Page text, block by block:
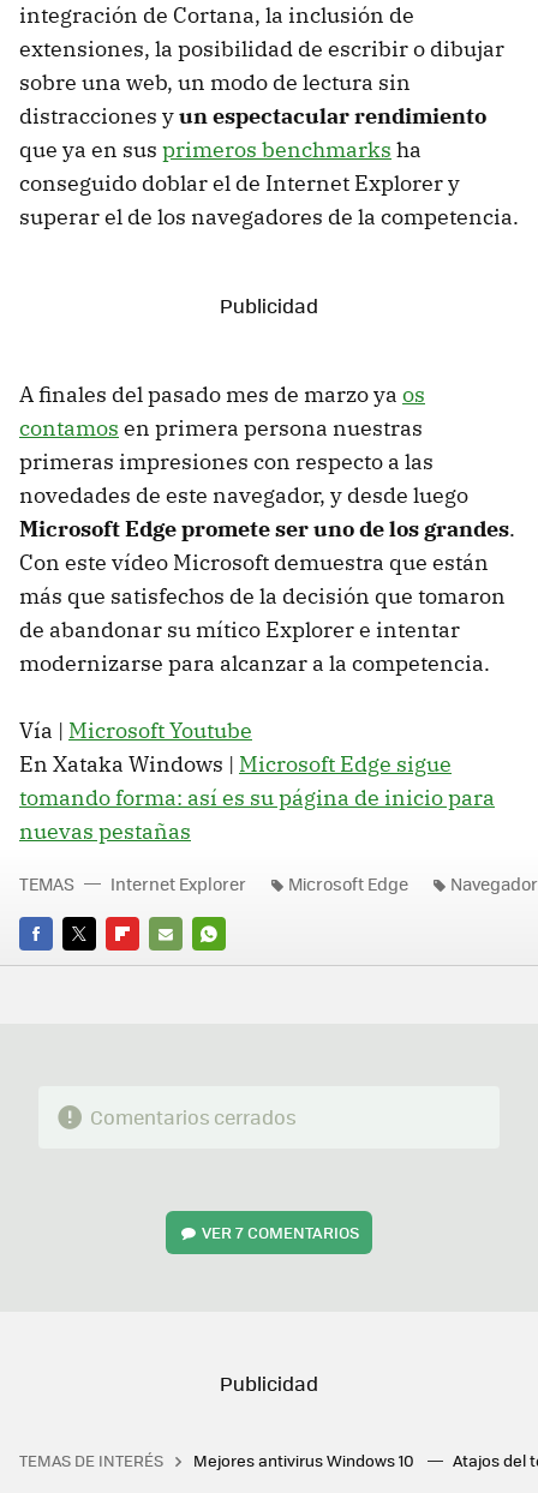
integración de Cortana, la inclusión de
extensiones, la posibilidad de escribir o dibujar
sobre una web, un modo de lectura sin
distracciones yun espectacular rendimiento
que ya en sus primeros benchmarks ha
conseguido doblar el de Internet Explorer y
superar el de los navegadores de la competencia.
A finales del pasado mes de marzo ya os
contamos en primera persona nuestras
primeras impresiones con respecto a las
novedades de este navegador, y desde luego
Microsoft Edge promete ser uno de los grandes.
Con este vídeo Microsoft demuestra que están
más que satisfechos de la decisión que tomaron
de abandonar su mítico Explorer e intentar
modernizarse para alcanzar a la competencia.
Vía | Microsoft Youtube
En Xataka Windows | Microsoft Edge sigue
tomando forma: así es su página de inicio para
nuevas pestañas
FACEBOOK
TWITTERFLIPBOARD
E-
WHATSAPP
TEMAS Internet Explorer Microsoft Edge Navegador
Comentarios cerrados
VER7 COMENTARIOS
TEMAS DE INTERÉS Mejores antivirus Windows 10 Atajos del